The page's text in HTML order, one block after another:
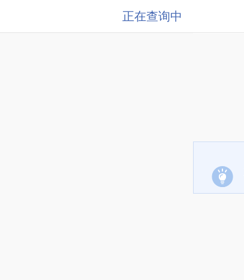
正在查询中